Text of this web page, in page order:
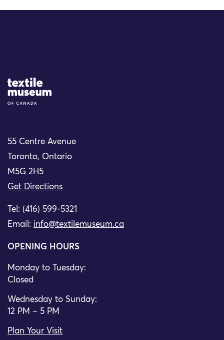
Site Logo
55 Centre Avenue
Toronto, Ontario
M5G 2H5
Get Directions
Tel: (416) 599-5321
Email: info@textilemuseum.ca
OPENING HOURS
Monday to Tuesday:
Closed
Wednesday to Sunday:
12 PM – 5 PM
Plan Your Visit